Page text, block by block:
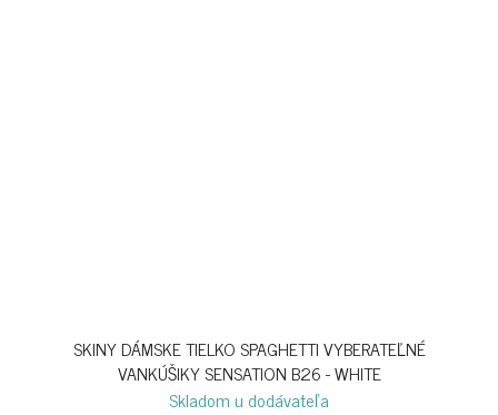
SKINY DÁMSKE TIELKO SPAGHETTI VYBERATEĽNÉ
VANKÚŠIKY SENSATION B26 - WHITE
Skladom u dodávateľa